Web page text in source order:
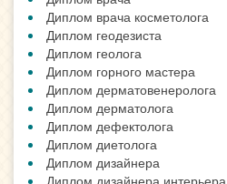
Диплом врача косметолога
Диплом геодезиста
Диплом геолога
Диплом горного мастера
Диплом дерматовенеролога
Диплом дерматолога
Диплом дефектолога
Диплом диетолога
Диплом дизайнера